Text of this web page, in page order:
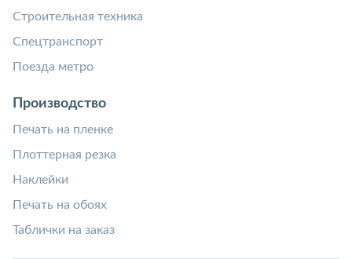
Строительная техника
Спецтранспорт
Поезда метро
Производство
Печать на пленке
Плоттерная резка
Наклейки
Печать на обоях
Таблички на заказ